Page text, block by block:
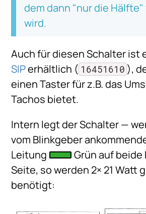
dem dann "nur die
wird.
Auch für diesen Schalter ist
SIPerhältlich ( 16451610 ),
einen Taster für z.B. das
Tachos bietet.
Intern legt der Schalter —
vom Blinkgeber
Leitung
Grün auf beide
Seite, so werden 2× 21 Watt
benötigt: